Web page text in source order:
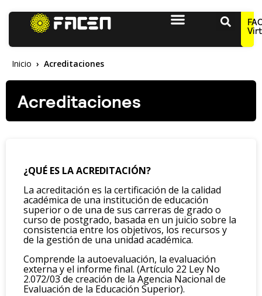
Inicio Acreditaciones
Acreditaciones
¿QUÉ ES LA ACREDITACIÓN?
La acreditación es la certificación de la calidad
académica de una institución de educación
superior o de una de sus carreras de grado o
curso de postgrado, basada en un juicio sobre la
consistencia entre los objetivos, los recursos y
de la gestión de una unidad académica.
Comprende la autoevaluación, la evaluación
externa y el informe final. (Artículo 22 Ley No
2.072/03 de creación de la Agencia Nacional de
Evaluación de la Educación Superior).